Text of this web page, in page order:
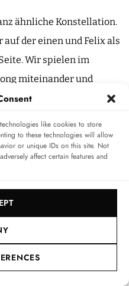
like cookies to store
to these technologies will allow
or unique IDs on this site. Not
affect certain features and
ähnliche Konstellation.
der einen und Felix als
Wir spielen im
miteinander und
hat es auch zwischen
wodurch eine neue
Uhr entstanden
überrascht. Das ist das